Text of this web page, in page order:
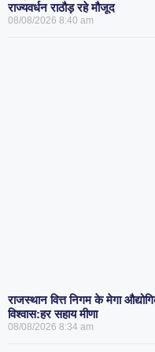
राज्यवर्धन राठौड़ रहे मौजूद
08/08/2026 8:40 am
राजस्थान वित्त निगम के मेगा
विश्वास:हर सहाय मीणा
08/08/2026 8:34 am